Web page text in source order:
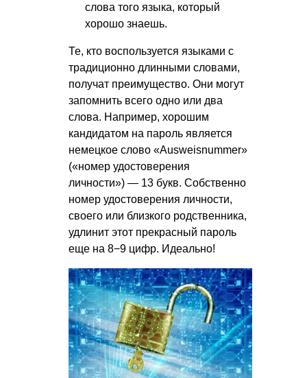
слова того языка, который
хорошо знаешь.
Те, кто воспользуется языками с
традиционно длинными словами,
получат преимущество. Они могут
запомнить всего одно или два
слова. Например, хорошим
кандидатом на пароль является
немецкое слово «Ausweisnummer»
(«номер удостоверения
личности») — 13 букв. Собственно
номер удостоверения личности,
своего или близкого родственника,
удлинит этот прекрасный пароль
еще на 8−9 цифр. Идеально!